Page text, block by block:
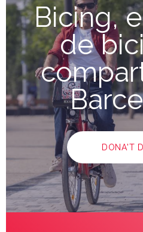
Bicing,
de
DONA'T